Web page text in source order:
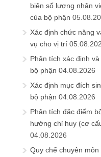
biên số lượng nhân
của bộ phận
Xác định chức năng
vụ cho vị trí
Phân tích xác định
bộ phận 04.08.2026
Xác định mục đích
bộ phận 04.08.2026
Phân tích đặc điểm
hướng chỉ huy (cơ
04.08.2026
Quy chế chuyên